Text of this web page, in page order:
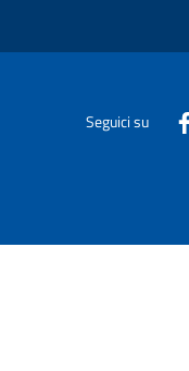
Seguici su